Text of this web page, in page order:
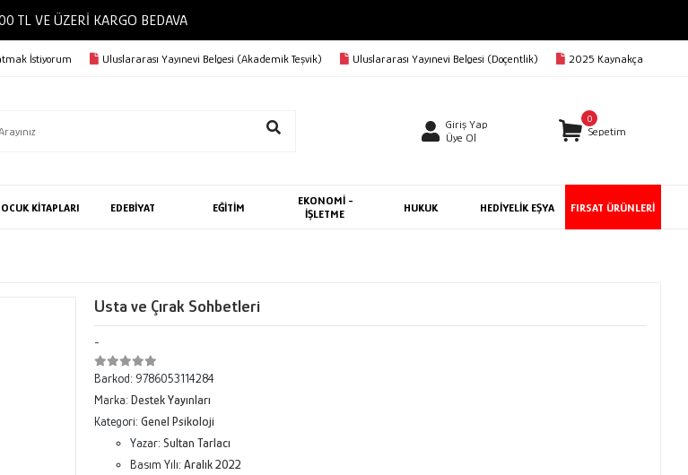
TL VE ÜZERİ KARGO BEDAVA
İstiyorum Uluslararası Yayınevi Belgesi (Akademik Teşvik) Uluslararası Yayınevi Belgesi (Doçentlik) 2025 Kaynakça
Giriş Yap
Üye Ol
0
Sepetim
KİTAPLARI EDEBİYAT EĞİTİM
EKONOMİ -
İŞLETME
HUKUK HEDİYELİK EŞYA FIRSAT ÜRÜNLERİ
Usta ve Çırak Sohbetleri
-
Barkod: 9786053114284
Marka: Destek Yayınları
Kategori: Genel Psikoloji
Yazar: Sultan Tarlacı
Basım Yılı: Aralık 2022